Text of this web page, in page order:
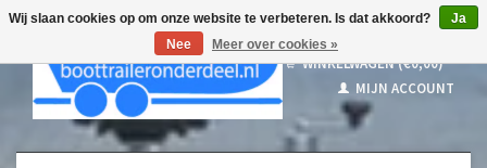
WINKELWAGEN (€0,00)
MIJN ACCOUNT
Wij slaan cookies op om onze website te verbeteren. Is dat akkoord?
Ja
Nee
Meer over cookies »